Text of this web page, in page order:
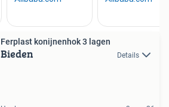
Ferplast konijnenhok 3 lagen
Bieden Details